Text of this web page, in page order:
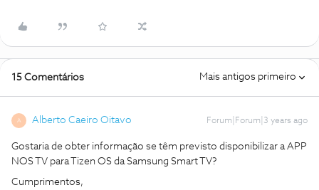
15 Comentários Mais antigos primeiro
A Alberto Caeiro Oitavo Forum|Forum|3 years ago
Gostaria de obter informação se têm previsto disponibilizar a APP
NOS TV para Tizen OS da Samsung Smart TV?
Cumprimentos,